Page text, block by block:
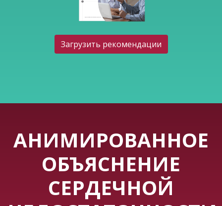
Загрузить рекомендации
АНИМИРОВАННОЕ
ОБЪЯСНЕНИЕ
СЕРДЕЧНОЙ